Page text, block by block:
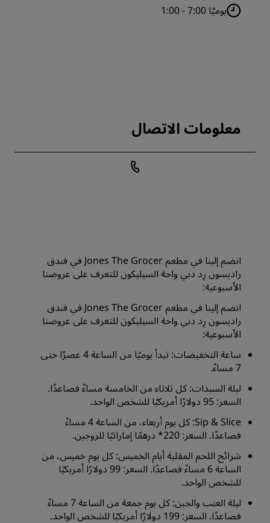
يوميًا 7:00 - 1:00
معلومات الاتصال
انضم إلينا في مطعم Jones The Grocer في فندق
راديسون رِد دبي واحة السيليكون للتعرف على عروضنا
الأسبوعية:
انضم إلينا في مطعم Jones The Grocer في فندق
راديسون رِد دبي واحة السيليكون للتعرف على عروضنا
الأسبوعية:
‏‫ساعة التخفيضات‬: تبدأ يوميًا من الساعة 4 عصرًا حتى
7 مساءً.
ليلة السيدات: كل ثلاثاء من الخامسة مساءً فصاعدًا.
السعر: 95 دولارًا أمريكيًا للشخص الواحد.
Sip & Slice: كل يوم أربعاء، من الساعة 4 مساءً
فصاعدًا. السعر: 220* درهمًا إماراتيًا للزوجين.
شرائح اللحم المقلية أيام الخميس: كل يوم خميس، من
الساعة 6 مساءً فصاعدًا. السعر: 99 دولارًا أمريكيًا
للشخص الواحد.
ليلة العنب والجبن: كل يوم جمعة من الساعة 7 مساءً
فصاعدًا. السعر: 199 دولارًا أمريكيًا للشخص الواحد.